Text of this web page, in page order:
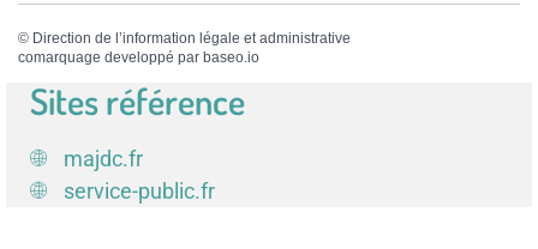
© Direction de l’information légale et administrative
comarquage developpé par baseo.io
Sites référence
majdc.fr
service-public.fr